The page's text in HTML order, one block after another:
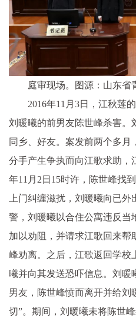
庭审现场。图源：山东省
2016年11月3日，江秋莲
刘暖曦的前男友陈世峰杀害。
同乡、好友。案发前两个多
分手产生争执而向江歌求助，
年11月2日15时许，陈世峰找
上门纠缠滋扰，刘暖曦向已
警，刘暖曦以合住公寓违反当
加以劝阻，并请求江歌回来
峰劝离。之后，江歌返回学校
曦并向其发送恐吓信息。刘暖
男友，陈世峰愤而离开并给刘
切”。期间，刘暖曦未将陈世